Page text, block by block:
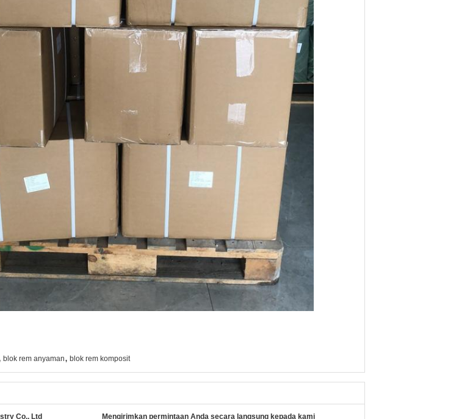
blok rem anyaman, blok rem komposit
Co., Ltd
Mengirimkan permintaan Anda secara langsung kepada kami